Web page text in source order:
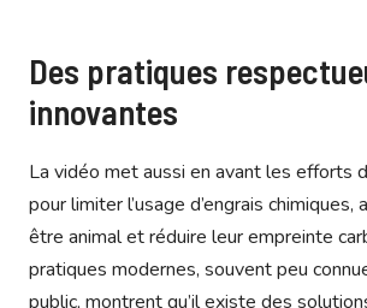
Des pratiques
innovantes
La vidéo met aussi en avant les efforts
pour limiter l’usage d’engrais
être animal et réduire leur empreinte
pratiques modernes, souvent peu
public, montrent qu’il existe des